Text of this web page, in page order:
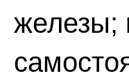
железы;